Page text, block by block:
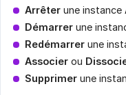
Arrêter une instance
Démarrer une
Redémarrer une
Associer ou
Supprimer une